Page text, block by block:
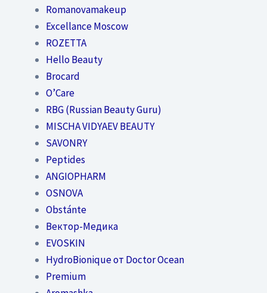
Romanovamakeup
Excellance Moscow
ROZETTA
Hello Beauty
Brocard
O’Care
RBG (Russian Beauty Guru)
MISCHA VIDYAEV BEAUTY
SAVONRY
Peptides
ANGIOPHARM
OSNOVA
Obstánte
Вектор-Медика
EVOSKIN
HydroBionique от Doctor Ocean
Premium